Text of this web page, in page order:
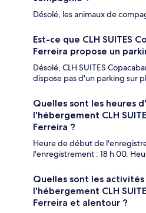
Désolé, les animaux de
Est-ce que CLH SUITES
Ferreira propose un
Désolé, CLH SUITES
dispose pas d'un parking sur
Quelles sont les heures
l'hébergement CLH
Ferreira ?
Heure de début de
l'enregistrement : 18 h 00.
Quelles sont les
l'hébergement CLH
Ferreira et alentour ?